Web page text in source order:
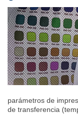
parámetros de
de transferencia